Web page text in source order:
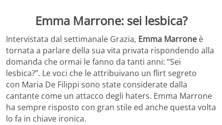
Emma Marrone: sei lesbica?
Intervistata dal settimanale Grazia, Emma Marrone è
tornata a parlare della sua vita privata rispondendo alla
domanda che ormai le fanno da tanti anni: “Sei
lesbica?”. Le voci che le attribuivano un flirt segreto
con Maria De Filippi sono state considerate dalla
cantante come un attacco degli haters. Emma Marrone
ha sempre risposto con gran stile ed anche questa volta
lo fa in chiave ironica.